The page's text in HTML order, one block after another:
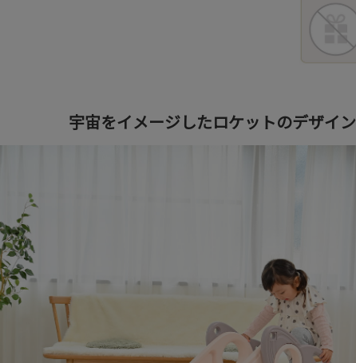
宇宙をイメージしたロケットのデザイン